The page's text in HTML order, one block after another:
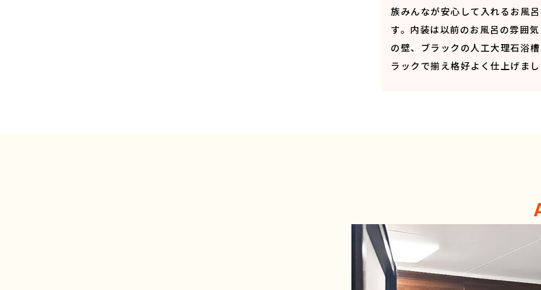
族みんなが安心して入れるお風
す。内装は以前のお風呂の雰囲
の壁、ブラックの人工大理石浴
ラックで揃え格好よく仕上げま